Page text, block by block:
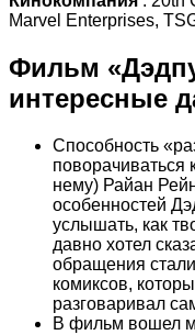
Marvel Enterprises,
Фильм
интересные
Способность
поворачиваться
нему) Райан
особенностей
услышать, как
давно хотел
обращения
комиксов,
разговаривал
В фильм вошел